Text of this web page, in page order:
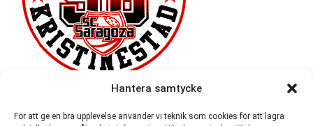
Hantera samtycke
För att ge en bra upplevelse använder vi teknik som cookies för att lagra